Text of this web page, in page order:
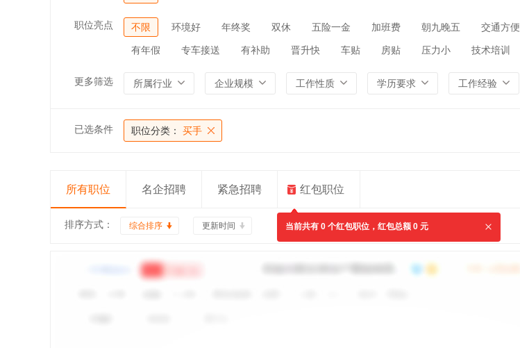
职位亮点 不限 环境好 年终奖 双休 五险一金 加班费 朝九晚五 交通方便
有年假 专车接送 有补助 晋升快 车贴 房贴 压力小 技术培训
更多筛选 所属行业 企业规模 工作性质 学历要求 工作经验
已选条件 职位分类： 买手
所有职位 名企招聘 紧急招聘 红包职位
当前共有 0 个红包职位，红包总额 0 元
排序方式： 综合排序 更新时间